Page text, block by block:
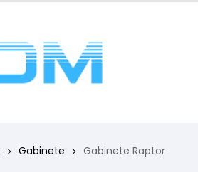
Gabinete
Gabinete Raptor